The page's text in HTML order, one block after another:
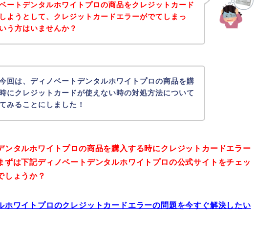
ートデンタルホワイトプロの商品をクレジットカード
ようとして、クレジットカードエラーがでてしまっ
う方はいませんか？
回は、ディノベートデンタルホワイトプロの商品を購
にクレジットカードが使えない時の対処方法について
みることにしました！
ンタルホワイトプロの商品を購入する時にクレジットカードエラー
ずは下記ディノベートデンタルホワイトプロの公式サイトをチェッ
しょうか？
ホワイトプロのクレジットカードエラーの問題を今すぐ解決したい